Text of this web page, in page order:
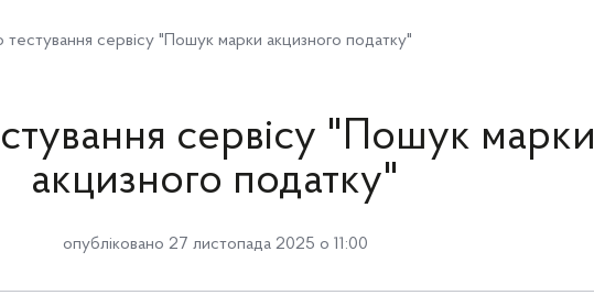
сервісу "Пошук марки акцизного податку"
сервісу "Пошук марки
акцизного податку"
опубліковано 27 листопада 2025 о 11:00